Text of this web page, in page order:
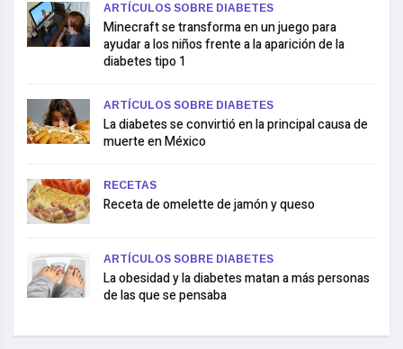
ARTÍCULOS SOBRE DIABETES
Minecraft se transforma en un juego para
ayudar a los niños frente a la aparición de la
diabetes tipo 1
ARTÍCULOS SOBRE DIABETES
La diabetes se convirtió en la principal causa de
muerte en México
RECETAS
Receta de omelette de jamón y queso
ARTÍCULOS SOBRE DIABETES
La obesidad y la diabetes matan a más personas
de las que se pensaba